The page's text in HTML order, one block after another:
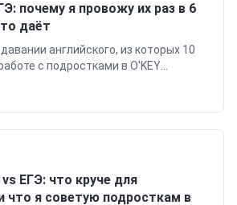
почему я провожу их раз в 6
даёт
английского, из которых 10
с подростками в O'KEY
5 лет преподавала в МГИМО, я
vs ЕГЭ: что круче для
что я советую подросткам в